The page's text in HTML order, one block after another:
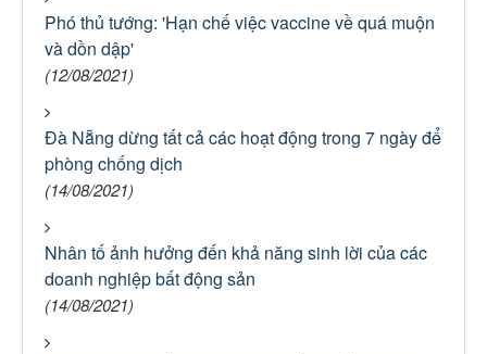
Phó thủ tướng: 'Hạn chế việc vaccine về quá muộn
và dồn dập'
(12/08/2021)
Đà Nẵng dừng tất cả các hoạt động trong 7 ngày để
phòng chống dịch
(14/08/2021)
Nhân tố ảnh hưởng đến khả năng sinh lời của các
doanh nghiệp bất động sản
(14/08/2021)